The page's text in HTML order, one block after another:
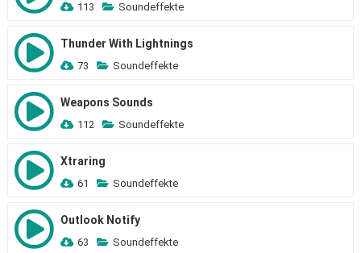
113 Soundeffekte
Thunder With Lightnings
73 Soundeffekte
Weapons Sounds
112 Soundeffekte
Xtraring
61 Soundeffekte
Outlook Notify
63 Soundeffekte